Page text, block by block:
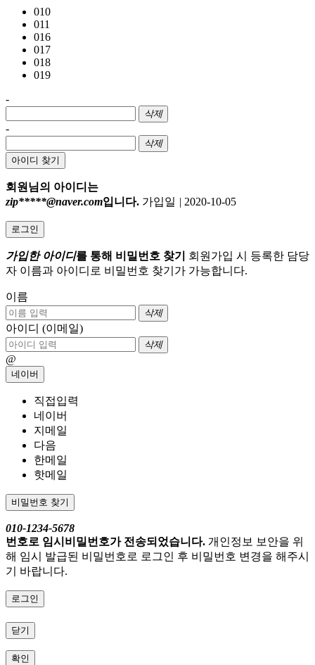
010
011
016
017
018
019
-
삭제
-
삭제
아이디 찾기
회원님의 아이디는
zip*****@naver.com입니다. 가입일 | 2020-10-05
로그인
가입한 아이디를 통해 비밀번호 찾기
회원가입 시 등록한 담당
자 이름과 아이디로 비밀번호 찾기가 가능합니다.
이름
삭제
아이디 (이메일)
삭제
@
네이버
직접입력
네이버
지메일
다음
한메일
핫메일
비밀번호 찾기
010-1234-5678
번호로 임시비밀번호가 전송되었습니다. 개인정보 보안을 위
해 임시 발급된 비밀번호로 로그인 후 비밀번호 변경을 해주시
기 바랍니다.
로그인
닫기
확인